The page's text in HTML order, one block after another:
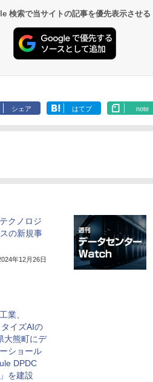
検索で当サイトの記事を優先表示させる
シェア はてブ note
クノロジ
の新規事
年12月26日
業、
イズAIの
大熊町にデ
ショール
DPDC
を建設